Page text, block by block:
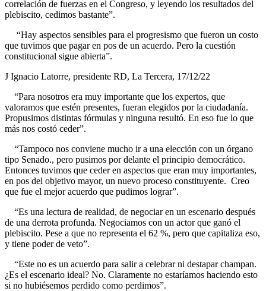
correlación de fuerzas en el Congreso, y leyendo los resultados del
plebiscito, cedimos bastante”.
“Hay aspectos sensibles para el progresismo que fueron un costo
que tuvimos que pagar en pos de un acuerdo. Pero la cuestión
constitucional sigue abierta”.
J Ignacio Latorre, presidente RD, La Tercera, 17/12/22
“Para nosotros era muy importante que los expertos, que
valoramos que estén presentes, fueran elegidos por la ciudadanía.
Propusimos distintas fórmulas y ninguna resultó. En eso fue lo que
más nos costó ceder”.
“Tampoco nos conviene mucho ir a una elección con un órgano
tipo Senado., pero pusimos por delante el principio democrático.
Entonces tuvimos que ceder en aspectos que eran muy importantes,
en pos del objetivo mayor, un nuevo proceso constituyente. Creo
que fue el mejor acuerdo que pudimos lograr”.
“Es una lectura de realidad, de negociar en un escenario después
de una derrota profunda. Negociamos con un actor que ganó el
plebiscito. Pese a que no representa el 62 %, pero que capitaliza eso,
y tiene poder de veto”.
“Este no es un acuerdo para salir a celebrar ni destapar champan.
¿Es el escenario ideal? No. Claramente no estaríamos haciendo esto
si no hubiésemos perdido como perdimos”.